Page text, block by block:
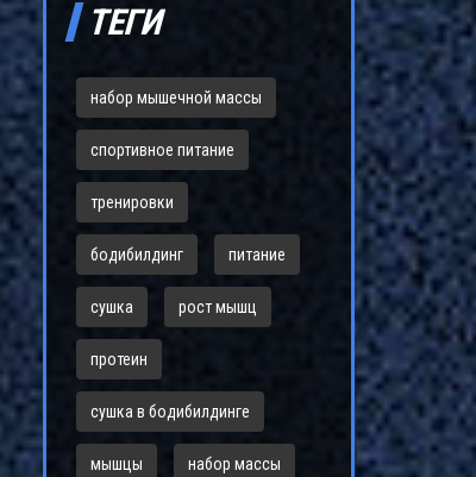
ТЕГИ
набор мышечной массы
спортивное питание
тренировки
бодибилдинг питание
сушка рост мышц
протеин
сушка в бодибилдинге
мышцы набор массы